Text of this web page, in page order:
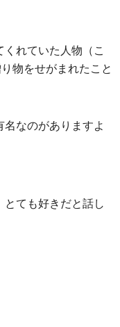
れていた人物（こ
物をせがまれたこと
名なのがありますよ
とても好きだと話し